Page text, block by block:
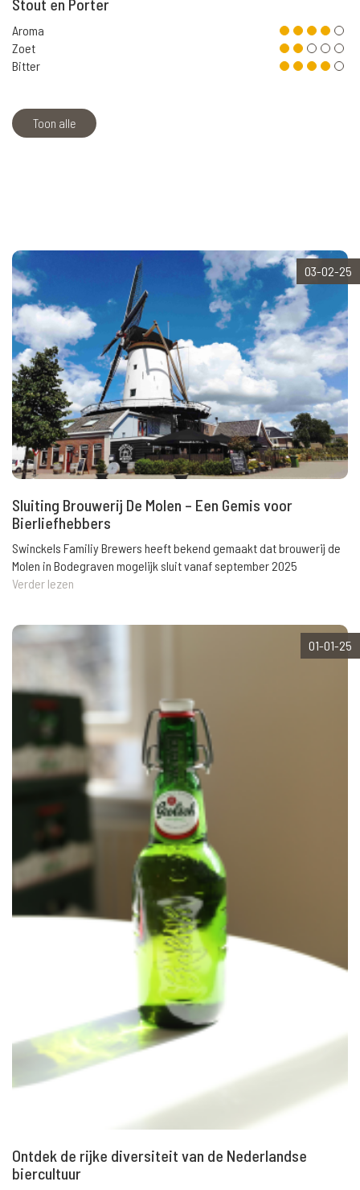
Stout en Porter
Aroma
Zoet
Bitter
Toon alle
03-02-25
Sluiting Brouwerij De Molen – Een Gemis voor
Bierliefhebbers
Swinckels Familiy Brewers heeft bekend gemaakt dat brouwerij de
Molen in Bodegraven mogelijk sluit vanaf september 2025
Verder lezen
01-01-25
Ontdek de rijke diversiteit van de Nederlandse
biercultuur